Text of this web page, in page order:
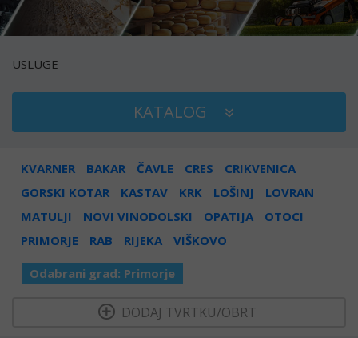
USLUGE
KATALOG
KVARNER BAKAR ČAVLE CRES
CRIKVENICA
GORSKI KOTAR
KASTAV KRK LOŠINJ
LOVRAN
MATULJI
NOVI VINODOLSKI OPATIJA
OTOCI
PRIMORJE
RAB RIJEKA VIŠKOVO
Odabrani grad: Primorje
DODAJ TVRTKU/OBRT